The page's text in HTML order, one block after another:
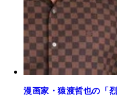
漫画家・猿渡哲也の「